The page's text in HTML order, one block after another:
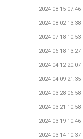
2024-08-15 07:46
2024-08-02 13:38
2024-07-18 10:53
2024-06-18 13:27
2024-04-12 20:07
2024-04-09 21:35
2024-03-28 06:58
2024-03-21 10:58
2024-03-19 10:46
2024-03-14 10:37